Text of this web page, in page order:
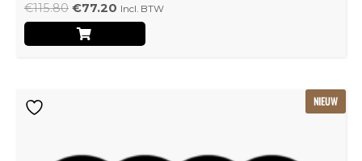
€115.80 €77.20 Incl. BTW
NIEUW